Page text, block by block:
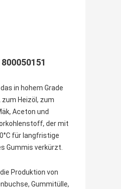
in hohem Grade
Heizöl, zum
Aceton und
der mit
für langfristige
Gummis verkürzt.
Produktion von
Gummitülle,